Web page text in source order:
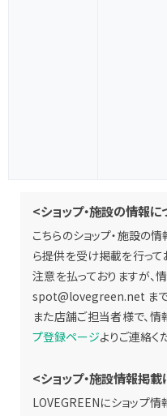
<ショップ・施設の情報に
こちらのショップ・施設の
ら提供を受け掲載を行って
注意を払っておりますが、
spot@lovegreen.net ま
また店舗ご担当者様で、
プ登録ページよりご連絡く
<ショップ・施設情報掲載
LOVEGREENにショップ